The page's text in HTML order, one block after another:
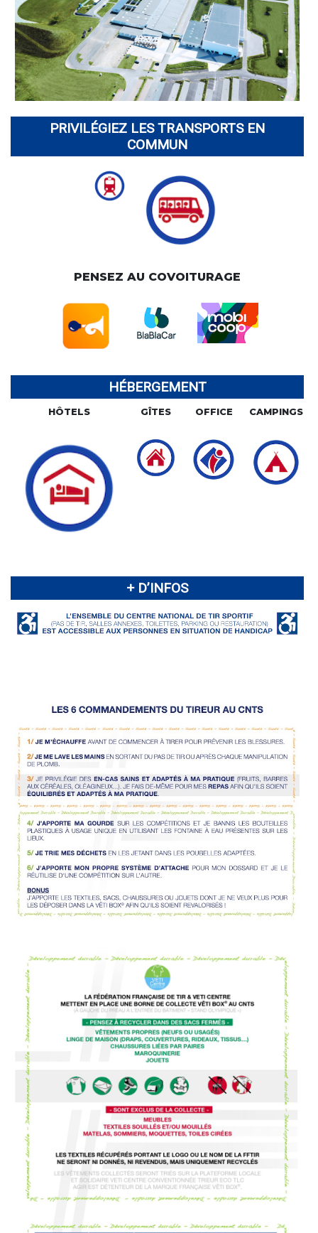
PRIVILÉGIEZ LES TRANSPORTS EN
COMMUN
PENSEZ AU COVOITURAGE
HÉBERGEMENT
HÔTELS GÎTES OFFICE CAMPINGS
+ D’INFOS